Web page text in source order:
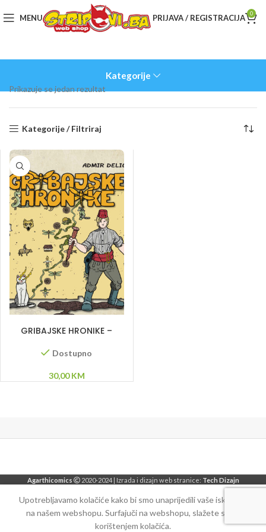
MENU PRIJAVA / REGISTRACIJA 0
Kategorije
Prikazuje se jedan rezultat
Kategorije / Filtriraj
GRIBAJSKE HRONIKE –
Dostupno
30,00KM
Agarthicomics 2020-2024 | Izrada i dizajn web stranice: Tech Dizajn
Upotrebljavamo kolačiće kako bi smo unaprijedili vaše iskustvo
na našem webshopu. Surfajuči na webshopu, slažete se sa
korištenjem kolačića.